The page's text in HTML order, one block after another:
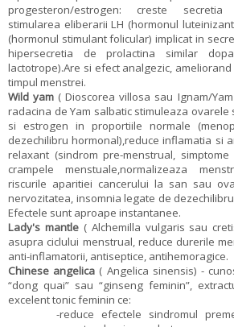
progesteron/estrogen: creste
stimularea eliberarii LH (hormonul
(hormonul stimulant folicular) implicat in
hipersecretia de prolactina similar
lactotrope).Are si efect analgezic,
timpul menstrei.
Wild yam ( Dioscorea villosa sau Ignam/
radacina de Yam salbatic stimuleaza
si estrogen in proportiile normale
dezechilibru hormonal),reduce inflamatia si
relaxant (sindrom pre-menstrual,
crampele menstuale,normalizeaza
riscurile aparitiei cancerului la san sau
nervozitatea, insomnia legate de
Efectele sunt aproape instantanee.
Lady's mantle( Alchemilla vulgaris sau
asupra ciclului menstrual, reduce durerile
anti-inflamatorii, antiseptice, antihemoragice.
Chinese angelica ( Angelica sinensis) -
“dong quai” sau “ginseng feminin”,
excelent tonic feminin ce:
-reduce efectele sindromul